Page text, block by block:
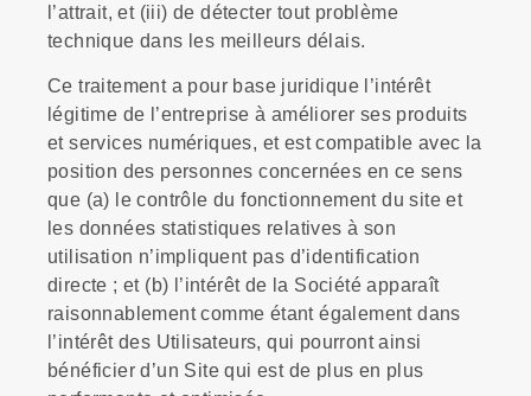
l’attrait, et (iii) de détecter tout problème
technique dans les meilleurs délais.
Ce traitement a pour base juridique l’intérêt
légitime de l’entreprise à améliorer ses produits
et services numériques, et est compatible avec la
position des personnes concernées en ce sens
que (a) le contrôle du fonctionnement du site et
les données statistiques relatives à son
utilisation n’impliquent pas d’identification
directe ; et (b) l’intérêt de la Société apparaît
raisonnablement comme étant également dans
l’intérêt des Utilisateurs, qui pourront ainsi
bénéficier d’un Site qui est de plus en plus